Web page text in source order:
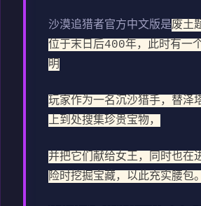
沙漠追猎者官方中文版是废土
位于末日后400年，此时有一
明
玩家作为一名沉沙猎手，替泽
上到处搜集珍贵宝物，
并把它们献给女王，同时也在
险时挖掘宝藏，以此充实腰包。